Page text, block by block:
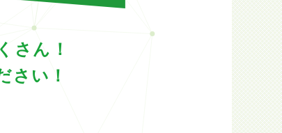
さん！
さい！